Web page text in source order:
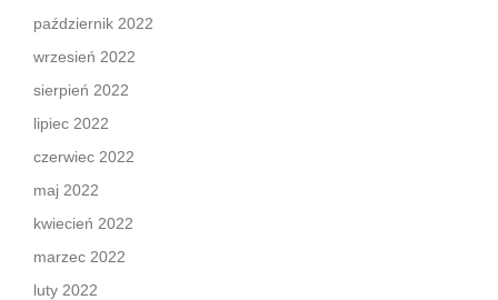
październik 2022
wrzesień 2022
sierpień 2022
lipiec 2022
czerwiec 2022
maj 2022
kwiecień 2022
marzec 2022
luty 2022